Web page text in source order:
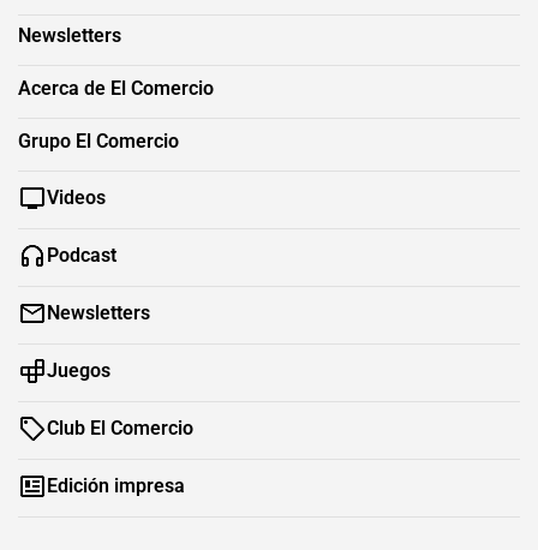
Newsletters
Acerca de El Comercio
Grupo El Comercio
Videos
Podcast
Newsletters
Juegos
Club El Comercio
Edición impresa